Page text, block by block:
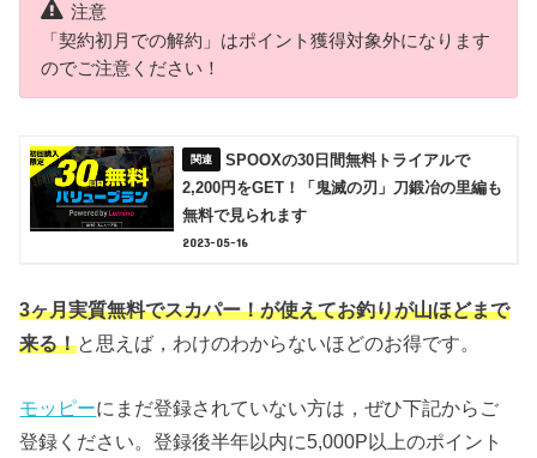
注意
「契約初月での解約」はポイント獲得対象外になります
のでご注意ください！
SPOOXの30日間無料トライアルで
2,200円をGET！「鬼滅の刃」刀鍛冶の里編も
無料で見られます
2023-05-16
3ヶ月実質無料でスカパー！が使えてお釣りが山ほどまで
来る！と思えば，わけのわからないほどのお得です。
モッピーにまだ登録されていない方は，ぜひ下記からご
登録ください。登録後半年以内に5,000P以上のポイント